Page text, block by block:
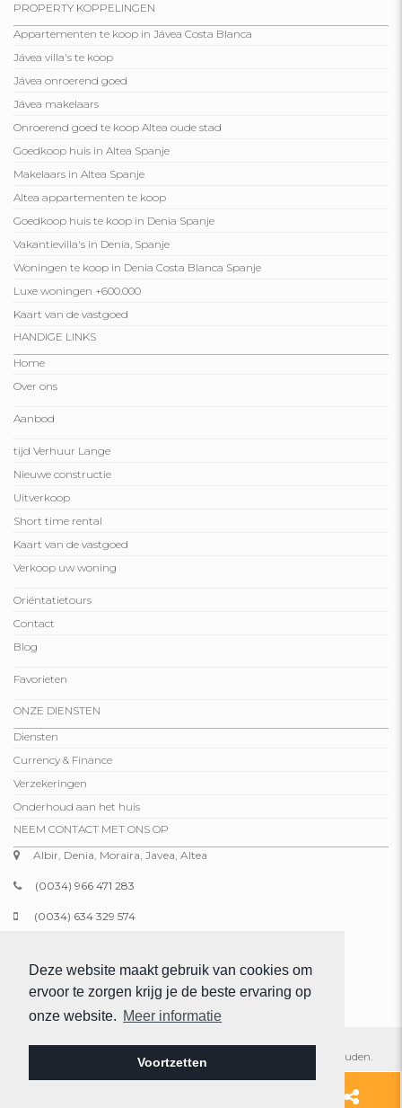
Deze website maakt gebruik van cookies om
ervoor te zorgen krijg je de beste ervaring op
onze website. Meer informatie
Voortzetten
PROPERTY KOPPELINGEN
Appartementen te koop in Jávea Costa Blanca
Jávea villa's te koop
Jávea onroerend goed
Jávea makelaars
Onroerend goed te koop Altea oude stad
Goedkoop huis in Altea Spanje
Makelaars in Altea Spanje
Altea appartementen te koop
Goedkoop huis te koop in Denia Spanje
Vakantievilla's in Denia, Spanje
Woningen te koop in Denia Costa Blanca Spanje
Luxe woningen +600.000
Kaart van de vastgoed
HANDIGE LINKS
Home
Over ons
Aanbod
tijd Verhuur Lange
Nieuwe constructie
Uitverkoop
Short time rental
Kaart van de vastgoed
Verkoop uw woning
Oriëntatietours
Contact
Blog
Favorieten
ONZE DIENSTEN
Diensten
Currency & Finance
Verzekeringen
Onderhoud aan het huis
NEEM CONTACT MET ONS OP
Albir, Denia, Moraira, Javea, Altea
(0034) 966 471 283
(0034) 634 329 574
www.comparepropertiesspain.com
© 2026 Compare Properties Spain S.L. Alle rechten voorbehouden.